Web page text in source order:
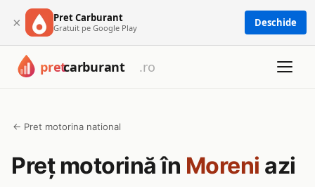
× Pret Carburant
Gratuit pe Google Play Deschide
← Pret motorina national
Preț motorină în Moreni azi